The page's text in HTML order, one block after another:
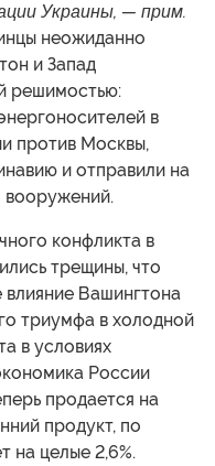
Украины, — прим.
неожиданно
и Запад
решимостью:
в
против Москвы,
и отправили на
вооружений.
конфликта в
трещины, что
влияние Вашингтона
триумфа в холодной
в условиях
России
продается на
продукт, по
на целые 2,6%.